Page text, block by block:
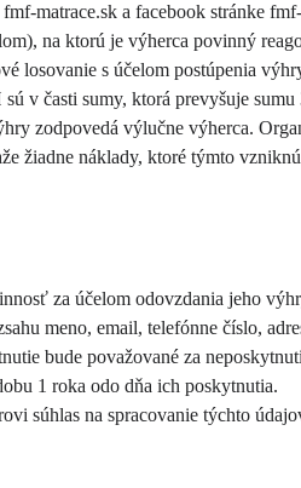
matrace.sk a facebook stránke
na ktorú je výherca povinný
losovanie s účelom postúpenia
v časti sumy, ktorá prevyšuje
zodpovedá výlučne výherca.
žiadne náklady, ktoré týmto
za účelom odovzdania jeho
meno, email, telefónne číslo,
bude považované za
1 roka odo dňa ich poskytnutia.
súhlas na spracovanie týchto